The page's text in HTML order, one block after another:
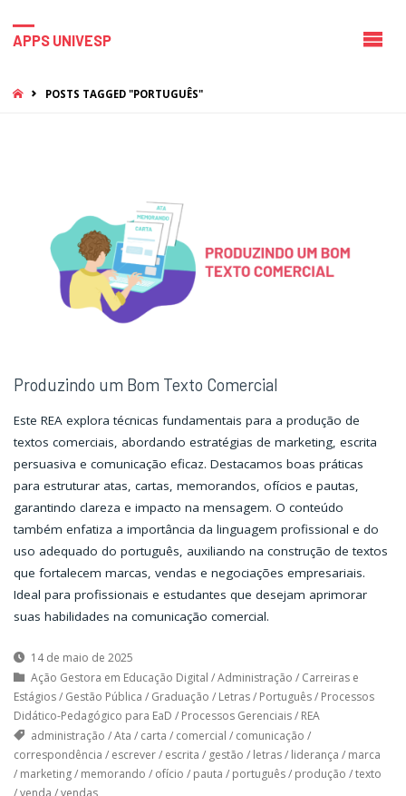
APPS UNIVESP
HOMEPOSTS TAGGED "PORTUGUÊS"
Produzindo um Bom Texto Comercial
Este REA explora técnicas fundamentais para a produção de
textos comerciais, abordando estratégias de marketing, escrita
persuasiva e comunicação eficaz. Destacamos boas práticas
para estruturar atas, cartas, memorandos, ofícios e pautas,
garantindo clareza e impacto na mensagem. O conteúdo
também enfatiza a importância da linguagem profissional e do
uso adequado do português, auxiliando na construção de textos
que fortalecem marcas, vendas e negociações empresariais.
Ideal para profissionais e estudantes que desejam aprimorar
suas habilidades na comunicação comercial.
14 de maio de 2025
Ação Gestora em Educação Digital /Administração / Carreiras e
Estágios/ Gestão Pública / Graduação / Letras/ Português/ Processos
Didático-Pedagógico para EaD / Processos Gerenciais/ REA
administração /Ata / carta / comercial / comunicação /
correspondência / escrever/ escrita / gestão / letras/ liderança / marca
/ marketing/ memorando / ofício / pauta / português/ produção /texto
/venda /vendas